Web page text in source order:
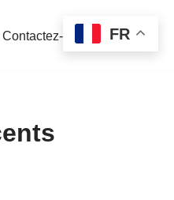
Contactez-nous FR